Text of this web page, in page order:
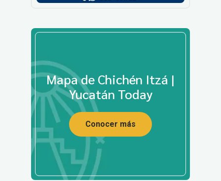
Mapa de Chichén Itzá |
Yucatán Today
Conocer más